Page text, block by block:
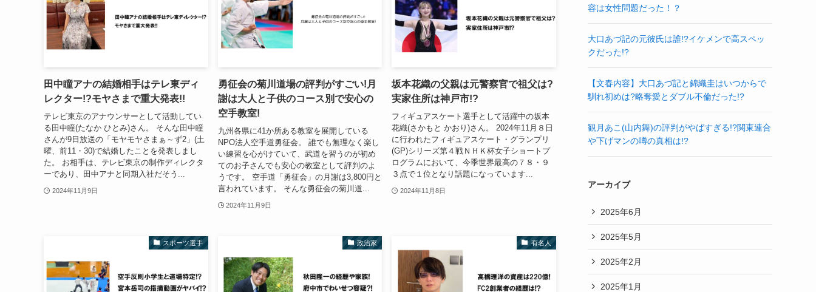
田中瞳アナの結婚相手はテレ東ディ
レクター!?モヤさまで重大発表!!
テレビ東京のアナウンサーとして活動してい
る田中瞳(たなか ひとみ)さん。 そんな田中瞳
さんが9日放送の「モヤモヤさまぁ～ず2」(土
曜、前11・30)で結婚したことを発表しまし
た。 お相手は、テレビ東京の制作ディレクタ
ーであり、田中アナと同期入社だそう...
2024年11月9日
勇征会の菊川道場の評判がすごい!月
謝は大人と子供のコース別で安心の
空手教室!
九州各県に41か所ある教室を展開している
NPO法人空手道勇征会。 誰でも無理なく楽し
い練習を心がけていて、武道を習うのが初め
てのお子さんでも安心の教室として評判のよ
うです。 空手道「勇征会」の月謝は3,800円と
言われています。 そんな勇征会の菊川道...
2024年11月9日
坂本花織の父親は元警察官で祖父は?
実家住所は神戸市!?
フィギュアスケート選手として活躍中の坂本
花織(さかもと かおり)さん。 2024年11月８日
に行われたフィギュアスケート・グランプリ
(GP)シリーズ第４戦ＮＨＫ杯女子ショートプ
ログラムにおいて、今季世界最高の７８・９
３点で１位となり話題になっています...
2024年11月8日
スポーツ選手 政治家 有名人
容は女性問題だった！？
大口あづ記の元彼氏は誰!?イケメンで高スペッ
クだった!?
【文春内容】大口あづ記と錦織圭はいつからで
馴れ初めは?略奪愛とダブル不倫だった!?
観月あこ(山内舞)の評判がやばすぎる!?関東連合
や下げマンの噂の真相は!?
アーカイブ
2025年6月
2025年5月
2025年2月
2025年1月